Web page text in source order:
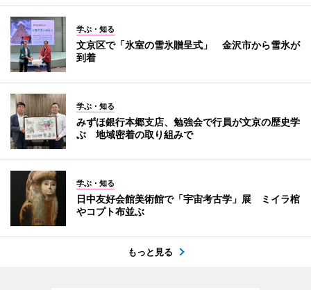
学ぶ・知る
文京区で「氷室の雪氷贈呈式」 金沢市から雪氷が
到着
学ぶ・知る
みずほ銀行本郷支店、勉強会で行員が文京の歴史学
ぶ 地域密着の取り組みで
学ぶ・知る
日中友好会館美術館で「宇宙考古学」展 ミイラ棺
やコプト布並ぶ
もっと見る